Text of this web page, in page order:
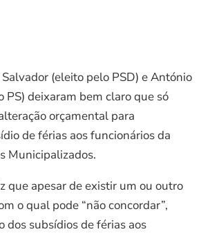
(eleito pelo PSD) e António
PS) deixaram bem claro que só
orçamental para
de férias aos funcionários da
Municipalizados.
que apesar de existir um ou outro
o qual pode “não concordar”,
dos subsídios de férias aos